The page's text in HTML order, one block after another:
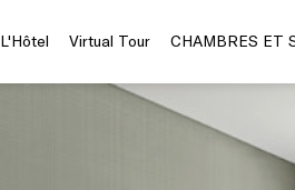
L'Hôtel Virtual Tour CHAMBRES ET